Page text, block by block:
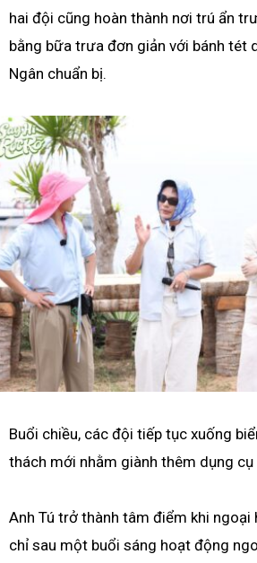
hai đội cũng hoàn thành nơi trú ẩn
bằng bữa trưa đơn giản với bánh tét
Ngân chuẩn bị.
Buổi chiều, các đội tiếp tục xuống
thách mới nhằm giành thêm dụng cụ
Anh Tú trở thành tâm điểm khi ngoại
chỉ sau một buổi sáng hoạt động